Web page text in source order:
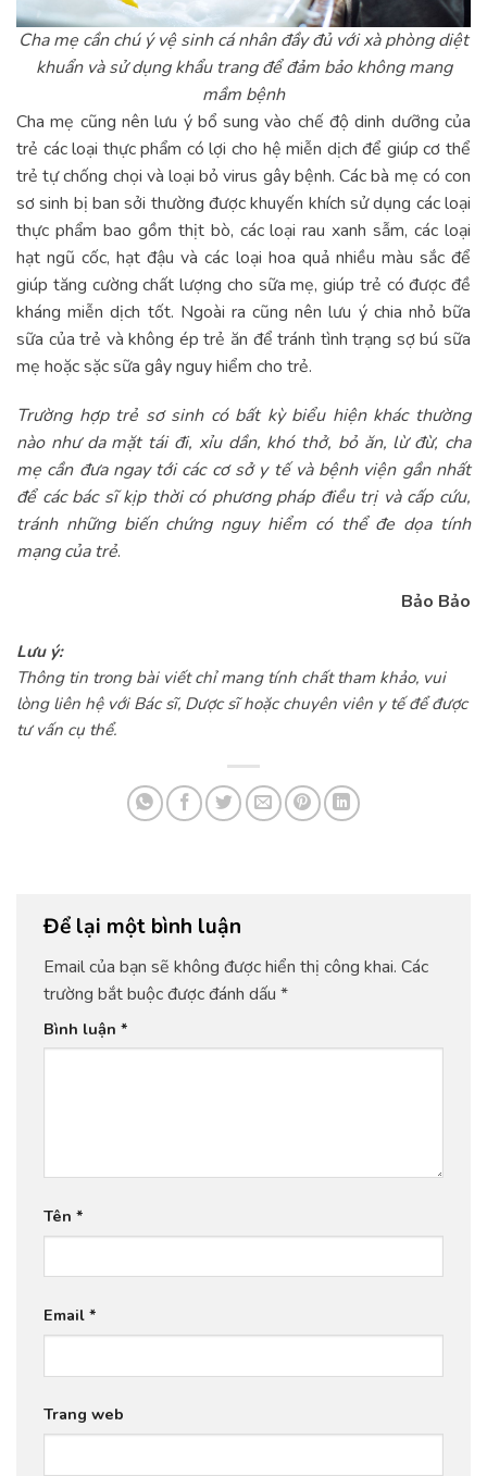
Cha mẹ cần chú ý vệ sinh cá nhân đầy đủ với xà phòng diệt
khuẩn và sử dụng khẩu trang để đảm bảo không mang
mầm bệnh
Cha mẹ cũng nên lưu ý bổ sung vào chế độ dinh dưỡng của
trẻ các loại thực phẩm có lợi cho hệ miễn dịch để giúp cơ thể
trẻ tự chống chọi và loại bỏ virus gây bệnh. Các bà mẹ có con
sơ sinh bị ban sởi thường được khuyến khích sử dụng các loại
thực phẩm bao gồm thịt bò, các loại rau xanh sẫm, các loại
hạt ngũ cốc, hạt đậu và các loại hoa quả nhiều màu sắc để
giúp tăng cường chất lượng cho sữa mẹ, giúp trẻ có được đề
kháng miễn dịch tốt. Ngoài ra cũng nên lưu ý chia nhỏ bữa
sữa của trẻ và không ép trẻ ăn để tránh tình trạng sợ bú sữa
mẹ hoặc sặc sữa gây nguy hiểm cho trẻ.
Trường hợp trẻ sơ sinh có bất kỳ biểu hiện khác thường
nào như da mặt tái đi, xỉu dần, khó thở, bỏ ăn, lừ đừ, cha
mẹ cần đưa ngay tới các cơ sở y tế và bệnh viện gần nhất
để các bác sĩ kịp thời có phương pháp điều trị và cấp cứu,
tránh những biến chứng nguy hiểm có thể đe dọa tính
mạng của trẻ.
Bảo Bảo
Lưu ý:
Thông tin trong bài viết chỉ mang tính chất tham khảo, vui
lòng liên hệ với Bác sĩ, Dược sĩ hoặc chuyên viên y tế để được
tư vấn cụ thể.
Để lại một bình luận
Email của bạn sẽ không được hiển thị công khai. Các
trường bắt buộc được đánh dấu *
Bình luận *
Tên *
Email *
Trang web